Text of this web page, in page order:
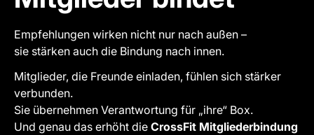
Empfehlungen wirken nicht nur nach außen –
sie stärken auch die Bindung nach innen.
Mitglieder, die Freunde einladen, fühlen sich stärker
verbunden.
Sie übernehmen Verantwortung für „ihre“ Box.
Und genau das erhöht die CrossFit Mitgliederbindung